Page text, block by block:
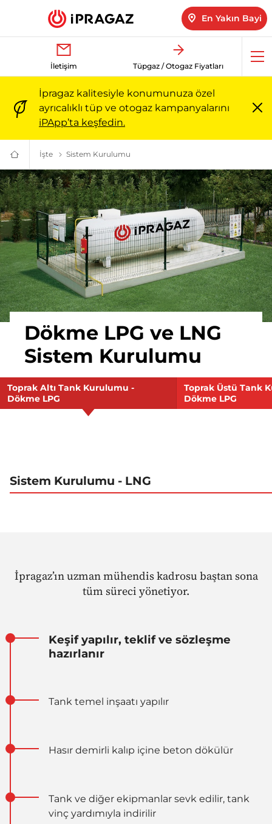
En Yakın Bayi
İletişim Tüpgaz / Otogaz Fiyatları
İpragaz kalitesiyle konumunuza özel
ayrıcalıklı tüp ve otogaz kampanyalarını
iPApp’ta keşfedin.
Türkiye’nin
Güvenilir
Markası:
Ailenizin
Enerjisi
|
İpragaz
İşte İpragaz İşte İle Tüm Sektörlere Enerji | İpragaz
Sistem Kurulumu
Dökme LPG ve LNG
Sistem Kurulumu
Toprak Altı Tank Kurulumu -
Dökme LPG
Toprak Üstü Tank
Dökme LPG
Sistem Kurulumu - LNG
İpragaz’ın uzman mühendis kadrosu baştan sona
tüm süreci yönetiyor.
Keşif yapılır, teklif ve sözleşme
hazırlanır
Tank temel inşaatı yapılır
Hasır demirli kalıp içine beton dökülür
Tank ve diğer ekipmanlar sevk edilir, tank
vinç yardımıyla indirilir